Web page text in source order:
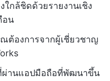
กล้ชิดด้วยรายงานเชิง
อน
ต้องการจากผู้เชี่ยวชาญ
ผ่านแอปมือถือที่พัฒนาขึ้น